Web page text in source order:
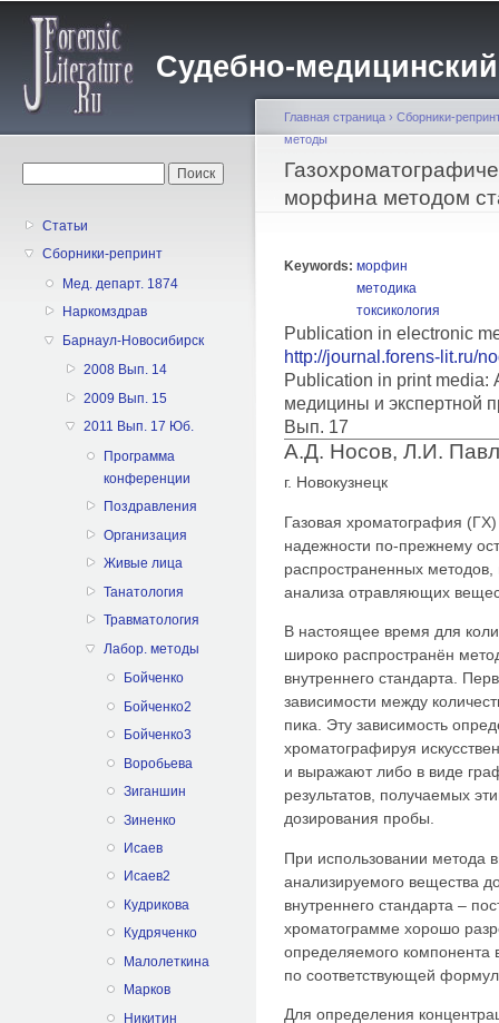
Судебно-
Статьи
Сборники-репринт
Мед. департ. 1874
Наркомздрав
Барнаул-Новосибирск
2008 Вып. 14
2009 Вып. 15
2011 Вып. 17 Юб.
Программа
конференции
Поздравления
Организация
Живые лица
Танатология
Травматология
Лабор. методы
Бойченко
Бойченко2
Бойченко3
Воробьева
Зиганшин
Зиненко
Исаев
Исаев2
Кудрикова
Кудряченко
Малолеткина
Марков
Никитин
Вы здесь
Главная страница › Сборники-
методы
морфина методом
Keywords: морфин
методика
токсикология
Publication in electronic
http://journal.forens-lit.ru/
Publication in print media:
медицины и экспертной
Вып. 17
А.Д. Носов, Л.И.
г. Новокузнецк
Газовая хроматография (ГХ)
надежности по-прежнему
распространенных
анализа отравляющих
В настоящее время для
широко распространён
внутреннего стандарта.
зависимости между
пика. Эту зависимость
хроматографируя
и выражают либо в виде
результатов, получаемых
дозирования пробы.
При использовании метода
анализируемого вещества
внутреннего стандарта –
хроматограмме хорошо
определяемого компонента
по соответствующей
Для определения